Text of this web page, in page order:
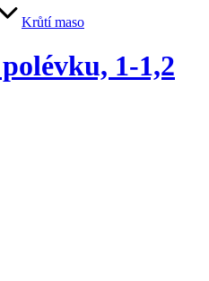
Krůtí maso
1-1,2